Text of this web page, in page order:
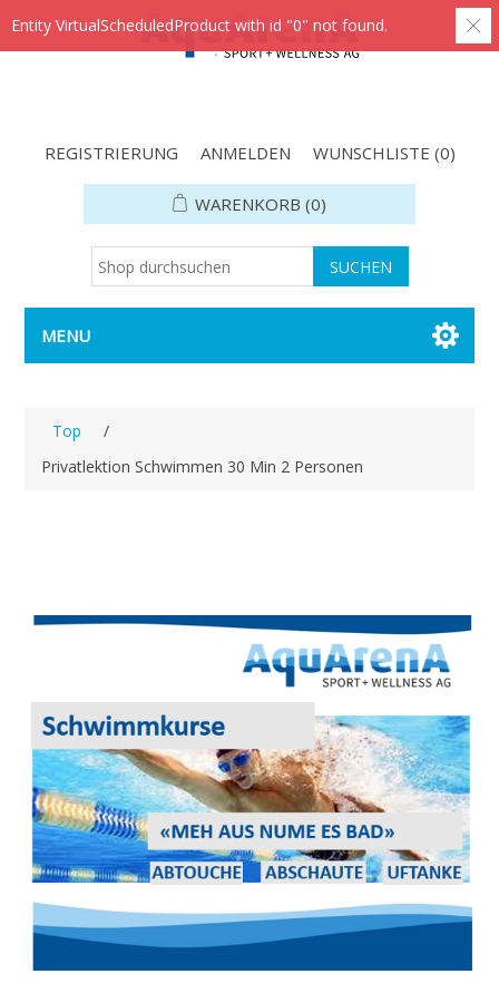
Entity VirtualScheduledProduct with id "0" not found.
REGISTRIERUNG ANMELDEN WUNSCHLISTE (0)
WARENKORB (0)
MENU
Top
/
Privatlektion Schwimmen 30 Min 2 Personen